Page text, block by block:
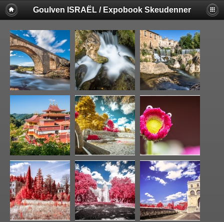
Goulven ISRAËL / Expobook Skeudenner